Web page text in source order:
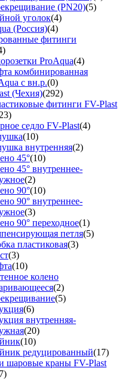
(PN20)(5)
уголок(4)
(Россия)(4)
фитинги
ProAqua(4)
комбинированная
с вн.р.(0)
(Чехия)(292)
фитинги FV-Plast
седло FV-Plast(4)
(10)
внутренняя(2)
45°(10)
45° внутреннее-
(2)
90°(10)
90° внутреннее-
(3)
90° переходное(1)
петля(5)
пластиковая(3)
(3)
(10)
колено
(2)
(5)
(6)
внутренняя-
(20)
(10)
редуцированный(17)
шаровые краны FV-Plast